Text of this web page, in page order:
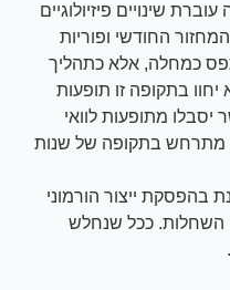
שינויים פיזיולוגיים
החודשי ופוריות
כמחלה, אלא כתהליך
בתקופה זו תופעות
יסבלו מתופעות לוואי
מתרחש בתקופה של שנות
בהפסקת ייצור הורמוני
השחלות. ככל שנחלש